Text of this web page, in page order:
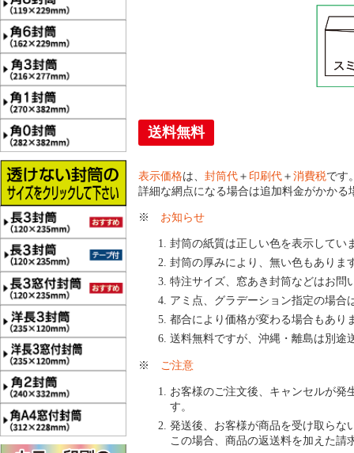
送料無料
表示価格は、 封筒代 ＋ 印刷代 ＋ 消費税です
詳細な網点になる場合は追加料金がかかる
※ お知らせ
封筒の紙質は正しい色を表示してい
封筒の厚みにより、無い色もありま
特注サイズ、窓あき封筒などはお問
アミ点、グラデーション指定の場合
都合により価格が変わる場合もあり
送料無料ですが、沖縄・離島は別途
※ ご注意
お客様のご注文後、キャンセルが発
す。
発送後、お客様が商品を受け取らな
この場合、商品の返送料を加えた請